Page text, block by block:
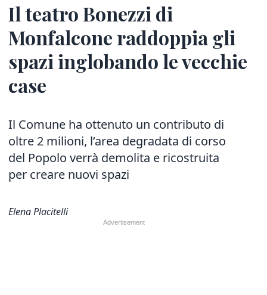
Il teatro Bonezzi di
Monfalcone raddoppia gli
spazi inglobando le vecchie
case
Il Comune ha ottenuto un contributo di
oltre 2 milioni, l’area degradata di corso
del Popolo verrà demolita e ricostruita
per creare nuovi spazi
Elena Placitelli